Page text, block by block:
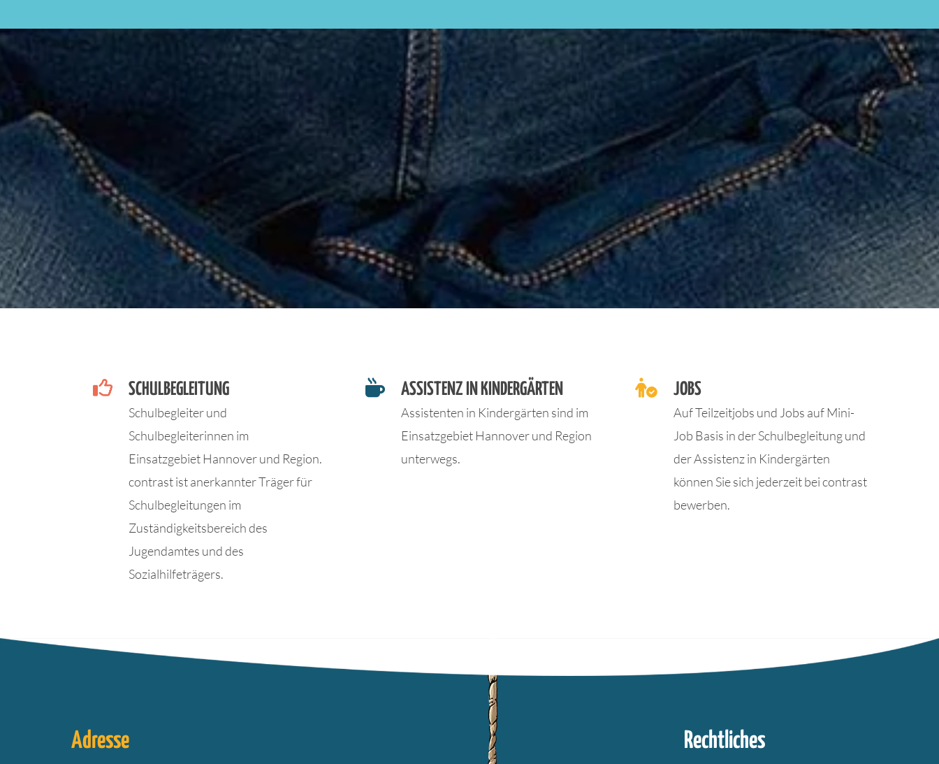
 SCHULBEGLEITUNG
Schulbegleiter und
Schulbegleiterinnen im
Einsatzgebiet Hannover und Region.
contrast ist anerkannter Träger für
Schulbegleitungen im
Zuständigkeitsbereich des
Jugendamtes und des
Sozialhilfeträgers.
 ASSISTENZ IN KINDERGÄRTEN
Assistenten in Kindergärten sind im
Einsatzgebiet Hannover und Region
unterwegs.
 JOBS
Auf Teilzeitjobs und Jobs auf Mini-
Job Basis in der Schulbegleitung und
der Assistenz in Kindergärten
können Sie sich jederzeit bei contrast
bewerben.
Adresse Rechtliches